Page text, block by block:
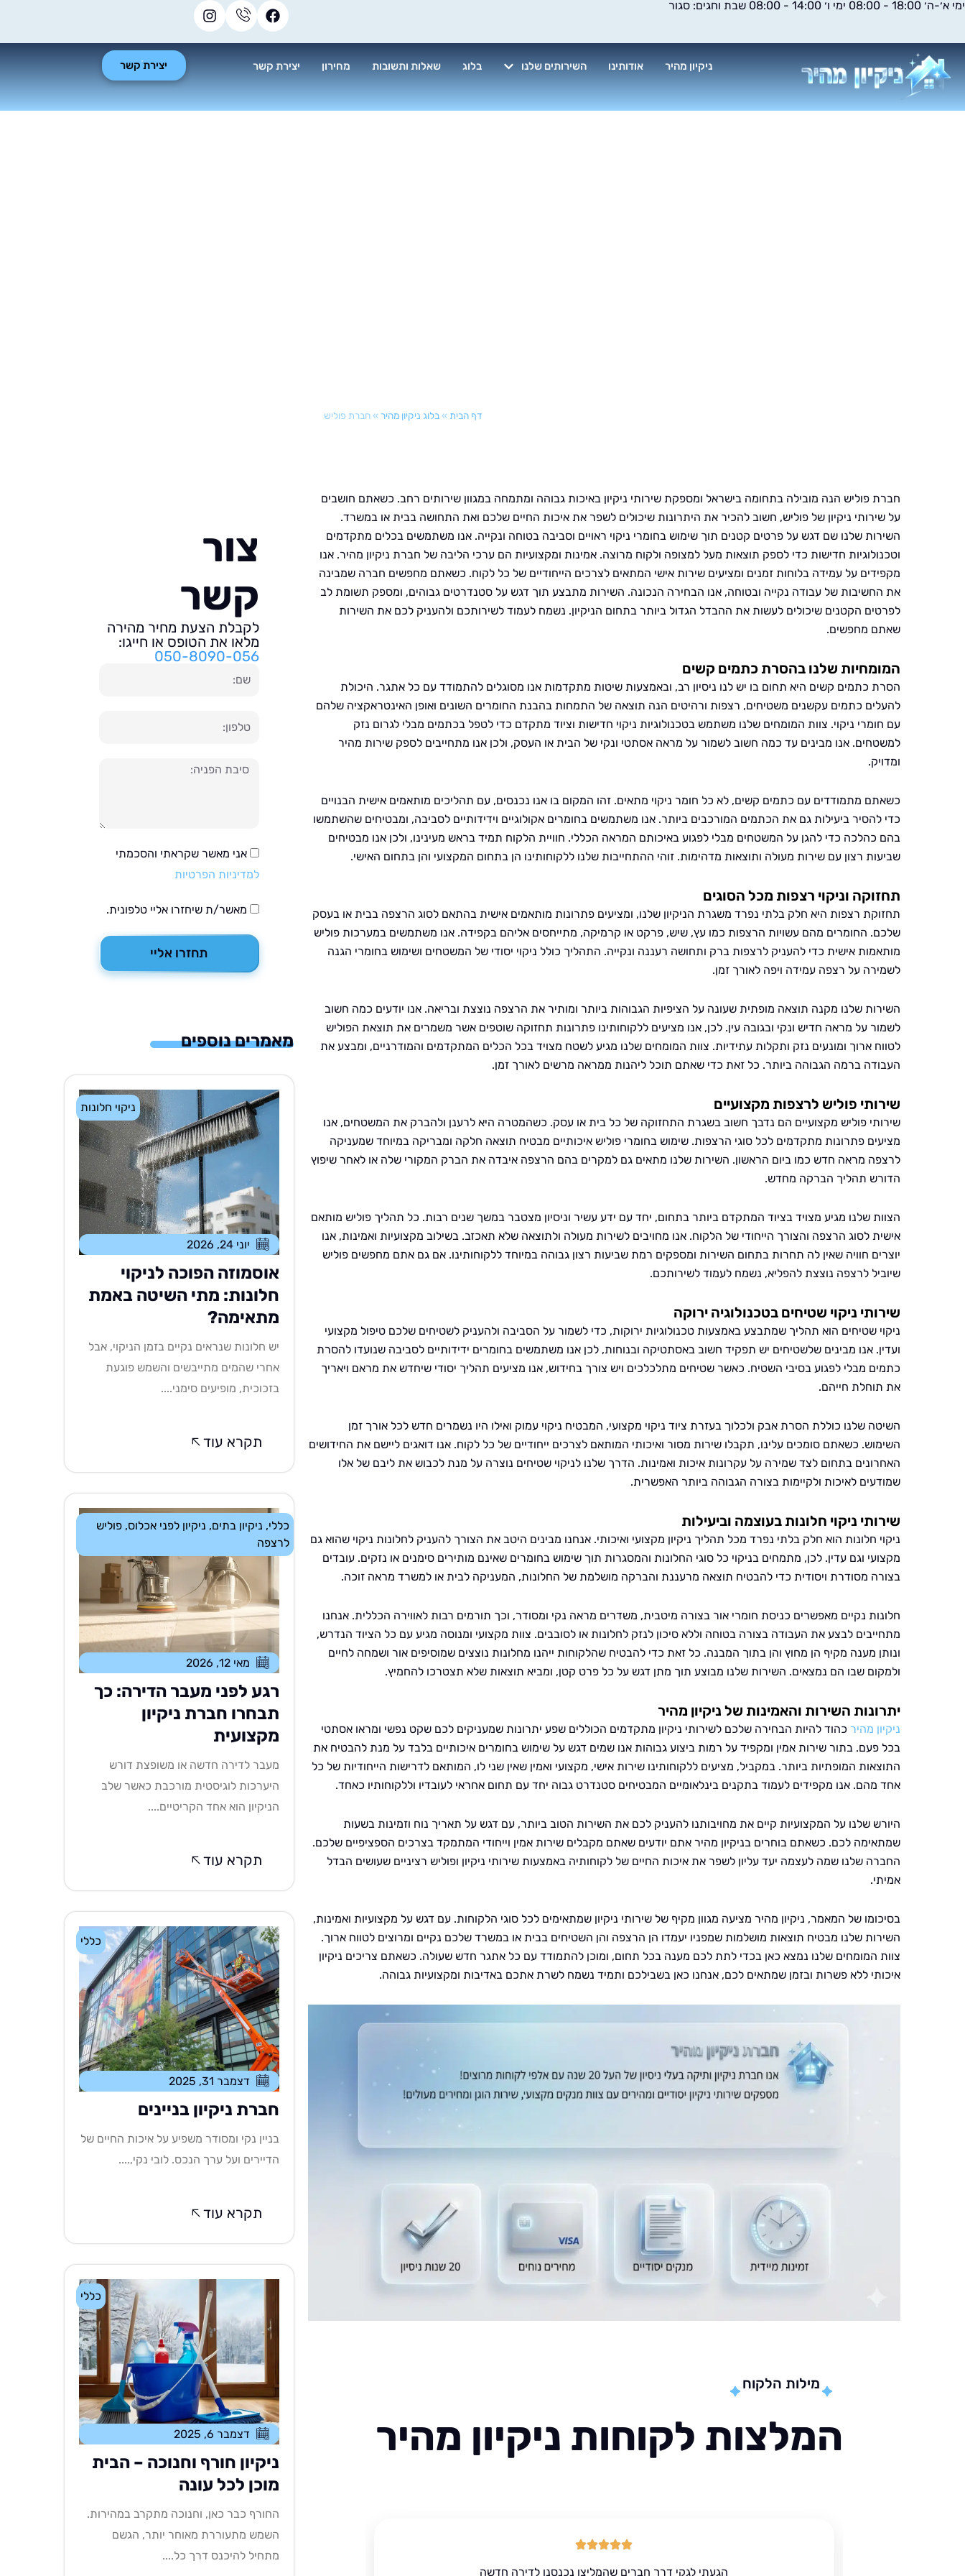
דילוג
ימי א׳-ה׳ 18:00 - 08:00 ימי ו׳ 14:00 - 08:00 שבת וחגים: סגור
ניקיון מהיר אודותינו השירותים שלנו בלוג שאלות ותשובות מחירון יצירת קשר יצירת קשר
דף הבית »בלוג ניקיון מהיר»חברת פוליש
חברת פוליש הנה מובילה בתחומה בישראל ומספקת שירותי ניקיון באיכות גבוהה ומתמחה במגוון שירותים רחב. כשאתם חושבים
על שירותי ניקיון של פוליש, חשוב להכיר את היתרונות שיכולים לשפר את איכות החיים שלכם ואת התחושה בבית או במשרד.
השירות שלנו שם דגש על פרטים קטנים תוך שימוש בחומרי ניקוי ראויים וסביבה בטוחה ונקייה. אנו משתמשים בכלים מתקדמים
וטכנולוגיות חדישות כדי לספק תוצאות מעל למצופה ולקוח מרוצה. אמינות ומקצועיות הם ערכי הליבה של חברת ניקיון מהיר. אנו
מקפידים על עמידה בלוחות זמנים ומציעים שירות אישי המתאים לצרכים הייחודיים של כל לקוח. כשאתם מחפשים חברה שמבינה
את החשיבות של עבודה נקייה ובטוחה, אנו הבחירה הנכונה. השירות מתבצע תוך דגש על סטנדרטים גבוהים, ומספק תשומת לב
לפרטים הקטנים שיכולים לעשות את ההבדל הגדול ביותר בתחום הניקיון. נשמח לעמוד לשירותכם ולהעניק לכם את השירות
שאתם מחפשים.
המומחיות שלנו בהסרת כתמים קשים
הסרת כתמים קשים היא תחום בו יש לנו ניסיון רב, ובאמצעות שיטות מתקדמות אנו מסוגלים להתמודד עם כל אתגר. היכולת
להעלים כתמים עקשנים משטיחים, רצפות ורהיטים הנה תוצאה של התמחות בהבנת החומרים השונים ואופן האינטראקציה שלהם
עם חומרי ניקוי. צוות המומחים שלנו משתמש בטכנולוגיות ניקוי חדישות וציוד מתקדם כדי לטפל בכתמים מבלי לגרום נזק
למשטחים. אנו מבינים עד כמה חשוב לשמור על מראה אסתטי ונקי של הבית או העסק, ולכן אנו מתחייבים לספק שירות מהיר
ומדויק.
כשאתם מתמודדים עם כתמים קשים, לא כל חומר ניקוי מתאים. זהו המקום בו אנו נכנסים, עם תהליכים מותאמים אישית הבנויים
כדי להסיר ביעילות גם את הכתמים המורכבים ביותר. אנו משתמשים בחומרים אקולוגיים וידידותיים לסביבה, ומבטיחים שהשתמשו
בהם כהלכה כדי להגן על המשטחים מבלי לפגוע באיכותם המראה הכללי. חוויית הלקוח תמיד בראש מעינינו, ולכן אנו מבטיחים
שביעות רצון עם שירות מעולה ותוצאות מדהימות. זוהי ההתחייבות שלנו ללקוחותינו הן בתחום המקצועי והן בתחום האישי.
תחזוקה וניקוי רצפות מכל הסוגים
תחזוקת רצפות היא חלק בלתי נפרד משגרת הניקיון שלנו, ומציעים פתרונות מותאמים אישית בהתאם לסוג הרצפה בבית או בעסק
שלכם. החומרים מהם עשויות הרצפות כמו עץ, שיש, פרקט או קרמיקה, מתייחסים אליהם בקפידה. אנו משתמשים במערכות פוליש
מותאמות אישית כדי להעניק לרצפות ברק ותחושה רעננה ונקייה. התהליך כולל ניקוי יסודי של המשטחים ושימוש בחומרי הגנה
לשמירה על רצפה עמידה ויפה לאורך זמן.
השירות שלנו מקנה תוצאה מופתית שעונה על הציפיות הגבוהות ביותר ומותיר את הרצפה נוצצת ובריאה. אנו יודעים כמה חשוב
לשמור על מראה חדיש ונקי ובגובה עין. לכן, אנו מציעים ללקוחותינו פתרונות תחזוקה שוטפים אשר משמרים את תוצאת הפוליש
לטווח ארוך ומונעים נזק ותקלות עתידיות. צוות המומחים שלנו מגיע לשטח מצויד בכל הכלים המתקדמים והמודרניים, ומבצע את
העבודה ברמה הגבוהה ביותר. כל זאת כדי שאתם תוכל ליהנות ממראה מרשים לאורך זמן.
שירותי פוליש לרצפות מקצועיים
שירותי פוליש מקצועיים הם נדבך חשוב בשגרת התחזוקה של כל בית או עסק. כשהמטרה היא לרענן ולהברק את המשטחים, אנו
מציעים פתרונות מתקדמים לכל סוגי הרצפות. שימוש בחומרי פוליש איכותיים מבטיח תוצאה חלקה ומבריקה במיוחד שמעניקה
לרצפה מראה חדש כמו ביום הראשון. השירות שלנו מתאים גם למקרים בהם הרצפה איבדה את הברק המקורי שלה או לאחר שיפוץ
הדורש תהליך הברקה מחדש.
הצוות שלנו מגיע מצויד בציוד המתקדם ביותר בתחום, יחד עם ידע עשיר וניסיון מצטבר במשך שנים רבות. כל תהליך פוליש מותאם
אישית לסוג הרצפה והצורך הייחודי של הלקוח. אנו מחויבים לשירות מעולה ולתוצאה שלא תאכזב. בשילוב מקצועיות ואמינות, אנו
יוצרים חוויה שאין לה תחרות בתחום השירות ומספקים רמת שביעות רצון גבוהה במיוחד ללקוחותינו. אם גם אתם מחפשים פוליש
שיוביל לרצפה נוצצת להפליא, נשמח לעמוד לשירותכם.
שירותי ניקוי שטיחים בטכנולוגיה ירוקה
ניקוי שטיחים הוא תהליך שמתבצע באמצעות טכנולוגיות ירוקות, כדי לשמור על הסביבה ולהעניק לשטיחים שלכם טיפול מקצועי
ועדין. אנו מבינים שלשטיחים יש תפקיד חשוב באסתטיקה ובנוחות, לכן אנו משתמשים בחומרים ידידותיים לסביבה שנועדו להסרת
כתמים מבלי לפגוע בסיבי השטיח. כאשר שטיחים מתלכלכים ויש צורך בחידוש, אנו מציעים תהליך יסודי שיחדש את מראם ויאריך
את תוחלת חייהם.
השיטה שלנו כוללת הסרת אבק ולכלוך בעזרת ציוד ניקוי מקצועי, המבטיח ניקוי עמוק ואילו היו נשמרים חדש לכל אורך זמן
השימוש. כשאתם סומכים עלינו, תקבלו שירות מסור ואיכותי המותאם לצרכים ייחודיים של כל לקוח. אנו דואגים ליישם את החידושים
האחרונים בתחום לצד שמירה על עקרונות איכות ואמינות. הדרך שלנו לניקוי שטיחים נוצרה על מנת לכבוש את ליבם של אלו
שמודעים לאיכות ולקיימות בצורה הגבוהה ביותר האפשרית.
שירותי ניקוי חלונות בעוצמה וביעילות
ניקוי חלונות הוא חלק בלתי נפרד מכל תהליך ניקיון מקצועי ואיכותי. אנחנו מבינים היטב את הצורך להעניק לחלונות ניקוי שהוא גם
מקצועי וגם עדין. לכן, מתמחים בניקוי כל סוגי החלונות והמסגרות תוך שימוש בחומרים שאינם מותירים סימנים או נזקים. עובדים
בצורה מסודרת ויסודית כדי להבטיח תוצאה מרעננת והברקה מושלמת של החלונות, המעניקה לבית או למשרד מראה זוכה.
חלונות נקיים מאפשרים כניסת חומרי אור בצורה מיטבית, משדרים מראה נקי ומסודר, וכך תורמים רבות לאווירה הכללית. אנחנו
מתחייבים לבצע את העבודה בצורה בטוחה וללא סיכון לנזק לחלונות או לסובבים. צוות מקצועי ומנוסה מגיע עם כל הציוד הנדרש,
ונותן מענה מקיף הן מחוץ והן בתוך המבנה. כל זאת כדי להבטיח שהלקוחות ייהנו מחלונות נוצצים שמוסיפים אור ושמחה לחיים
ולמקום שבו הם נמצאים. השירות שלנו מבוצע תוך מתן דגש על כל פרט קטן, ומביא תוצאות שלא תצטרכו להחמיץ.
יתרונות השירות והאמינות של ניקיון מהיר
ניקיון מהיר כהוד להיות הבחירה שלכם לשירותי ניקיון מתקדמים הכוללים שפע יתרונות שמעניקים לכם שקט נפשי ומראו אסתטי
בכל פעם. בתור שירות אמין ומקפיד על רמות ביצוע גבוהות אנו שמים דגש על שימוש בחומרים איכותיים בלבד על מנת להבטיח את
התוצאות המופתיות ביותר. במקביל, מציעים ללקוחותינו שירות אישי, מקצועי ואמין שאין שני לו, המותאם לדרישות הייחודיות של כל
אחד מהם. אנו מקפידים לעמוד בתקנים בינלאומיים המבטיחים סטנדרט גבוה יחד עם תחום אחראי לעובדיו וללקוחותיו כאחד.
היורש שלנו על המקצועיות קיים את מחויבותנו להעניק לכם את השירות הטוב ביותר, עם דגש על תאריך נוח וזמינות בשעות
שמתאימה לכם. כשאתם בוחרים בניקיון מהיר אתם יודעים שאתם מקבלים שירות אמין וייחודי המתמקד בצרכים הספציפיים שלכם.
החברה שלנו שמה לעצמה יעד עליון לשפר את איכות החיים של לקוחותיה באמצעות שירותי ניקיון ופוליש רציניים שעושים הבדל
אמיתי.
בסיכומו של המאמר, ניקיון מהיר מציעה מגוון מקיף של שירותי ניקיון שמתאימים לכל סוגי הלקוחות. עם דגש על מקצועיות ואמינות,
השירות שלנו מבטיח תוצאות מושלמות שמפניו יעמדו הן הרצפה והן השטיחים בבית או במשרד שלכם נקיים ומרוצים לטווח ארוך.
צוות המומחים שלנו נמצא כאן בכדי לתת לכם מענה בכל תחום, ומוכן להתמודד עם כל אתגר חדש שעולה. כשאתם צריכים ניקיון
איכותי ללא פשרות ובזמן שמתאים לכם, אנחנו כאן בשבילכם ותמיד נשמח לשרת אתכם באדיבות ומקצועיות גבוהה.
מילות הלקוח
המלצות לקוחות ניקיון מהיר
הגעתי לגקי דרך חברים שהמליצו נכנסנו לדירה חדשה
צור
קשר
לקבלת הצעת מחיר מהירה
מלאו את הטופס או חייגו:
050-8090-056
טלפון
הודעה
אני מאשר שקראתי והסכמתי
למדיניות הפרטיות
מאשר/ת שיחזרו אליי טלפונית.
תחזרו אליי
מאמרים נוספים
ניקוי חלונות
יוני 24, 2026
אוסמוזה הפוכה לניקוי
חלונות: מתי השיטה באמת
מתאימה?
יש חלונות שנראים נקיים בזמן הניקוי, אבל
אחרי שהמים מתייבשים והשמש פוגעת
בזכוכית, מופיעים סימני....
תקרא עוד
כללי, ניקיון בתים, ניקיון לפני אכלוס,פוליש
לרצפה
מאי 12, 2026
רגע לפני מעבר הדירה: כך
תבחרו חברת ניקיון
מקצועית
מעבר לדירה חדשה או משופצת דורש
היערכות לוגיסטית מורכבת כאשר שלב
הניקיון הוא אחד הקריטיים....
תקרא עוד
כללי
דצמבר 31, 2025
חברת ניקיון בניינים
בניין נקי ומסודר משפיע על איכות החיים של
הדיירים ועל ערך הנכס. לובי נקי,....
תקרא עוד
כללי
דצמבר 6, 2025
ניקיון חורף וחנוכה – הבית
מוכן לכל עונה
החורף כבר כאן, וחנוכה מתקרב במהירות.
השמש מתעוררת מאוחר יותר, הגשם
מתחיל להיכנס דרך כל....